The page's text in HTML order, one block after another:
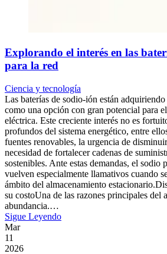
Explorando el interés en las
para la red
Ciencia y tecnología
Las baterías de sodio-ión están
como una opción con gran potencial para
eléctrica. Este creciente interés no es
profundos del sistema energético, entre
fuentes renovables, la urgencia de
necesidad de fortalecer cadenas de
sostenibles. Ante estas demandas, el sodio
vuelven especialmente llamativos cuando
ámbito del almacenamiento
su costoUna de las razones principales del
abundancia.…
Sigue Leyendo
Mar
11
2026